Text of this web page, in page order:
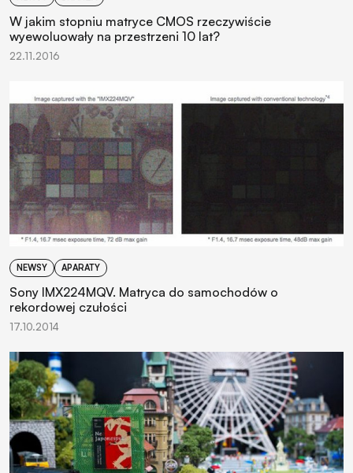
W jakim stopniu matryce CMOS rzeczywiście
wyewoluowały na przestrzeni 10 lat?
22.11.2016
NEWSY APARATY
Sony IMX224MQV. Matryca do samochodów o
rekordowej czułości
17.10.2014